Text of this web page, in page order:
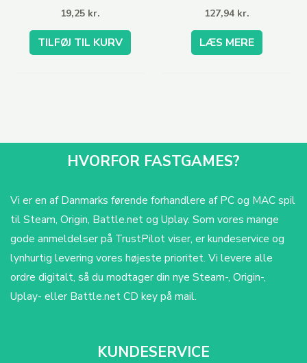
19,25 kr.
TILFØJ TIL KURV
127,94 kr.
LÆS MERE
HVORFOR FASTGAMES?
Vi er en af Danmarks førende forhandlere af PC og MAC spil
til Steam, Origin, Battle.net og Uplay. Som vores mange
gode anmeldelser på TrustPilot viser, er kundeservice og
lynhurtig levering vores højeste prioritet. Vi levere alle
ordre digitalt, så du modtager din nye Steam-, Origin-,
Uplay- eller Battle.net CD key på mail.
KUNDESERVICE